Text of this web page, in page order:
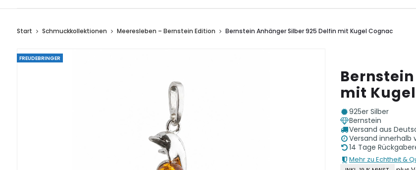
Start Schmuckkollektionen Meeresleben – Bernstein Edition Bernstein Anhänger Silber 925 Delfin mit Kugel Cognac
FREUDEBRINGER
mit
925er Silber
Bernstein
Versand aus
Versand innerhalb
14 Tage
Mehr zu Echtheit &